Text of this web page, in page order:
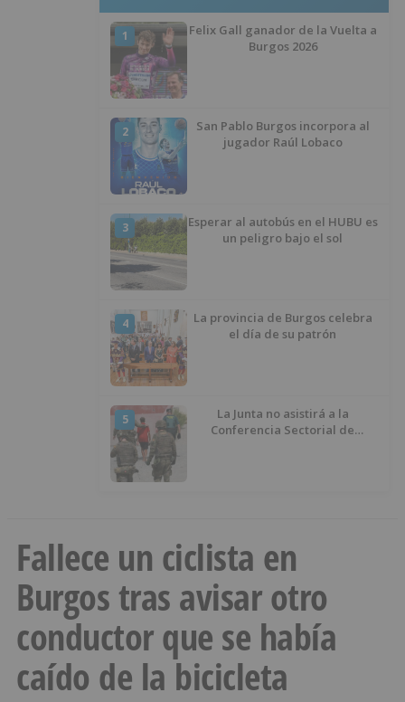
1
Felix Gall ganador de la Vuelta a
Burgos 2026
2
San Pablo Burgos incorpora al
jugador Raúl Lobaco
3
Esperar al autobús en el HUBU es
un peligro bajo el sol
4
La provincia de Burgos celebra
el día de su patrón
5
La Junta no asistirá a la
Conferencia Sectorial de
Fallece un ciclista en
Burgos tras avisar otro
conductor que se había
caído de la bicicleta